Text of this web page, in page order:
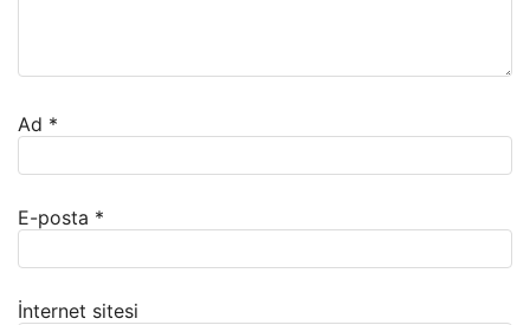
Ad *
E-posta *
İnternet sitesi